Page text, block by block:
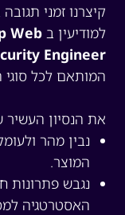
זמני תגובה ב
בWeb
Security
.
לכל סוגי ה
הנסיון העשיר
נבין מהר ולעומק
המוצר.
נגבש פתרונות
האסטרטגיה